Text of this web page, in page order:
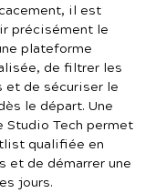
il est
précisément le
plateforme
de filtrer les
de sécuriser le
le départ. Une
Studio Tech permet
qualifiée en
et de démarrer une
jours.